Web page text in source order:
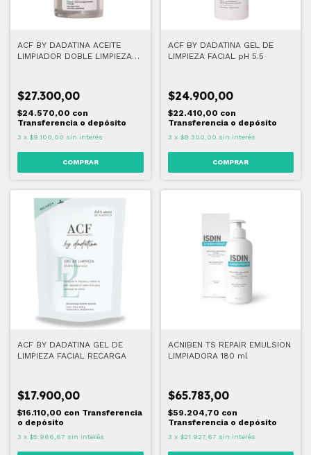
ACF BY DADATINA ACEITE
LIMPIADOR DOBLE LIMPIEZA
$27.300,00
$24.570,00 con
Transferencia o depósito
3 x $9.100,00 sin interés
ACF BY DADATINA GEL DE
LIMPIEZA FACIAL pH 5.5
$24.900,00
$22.410,00 con
Transferencia o depósito
3 x $8.300,00 sin interés
ACF BY DADATINA GEL DE
LIMPIEZA FACIAL RECARGA
$17.900,00
$16.110,00 con Transferencia
o depósito
3 x $5.966,67 sin interés
ACNIBEN TS REPAIR EMULSION
LIMPIADORA 180 ml
$65.783,00
$59.204,70 con
Transferencia o depósito
3 x $21.927,67 sin interés